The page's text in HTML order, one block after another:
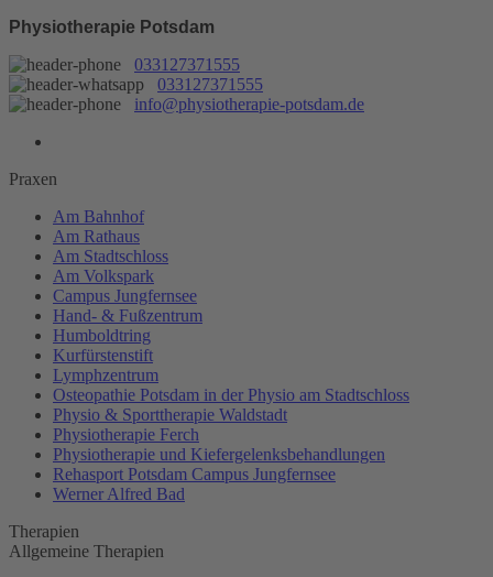
Physiotherapie Potsdam
033127371555
033127371555
info@physiotherapie-potsdam.de
Praxen
Am Bahnhof
Am Rathaus
Am Stadtschloss
Am Volkspark
Campus Jungfernsee
Hand- & Fußzentrum
Humboldtring
Kurfürstenstift
Lymphzentrum
Osteopathie Potsdam in der Physio am Stadtschloss
Physio & Sporttherapie Waldstadt
Physiotherapie Ferch
Physiotherapie und Kiefergelenksbehandlungen
Rehasport Potsdam Campus Jungfernsee
Werner Alfred Bad
Therapien
Allgemeine Therapien